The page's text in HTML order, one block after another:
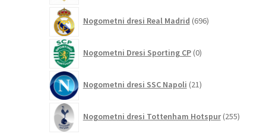
Nogometni dresi Real Madrid 696izdelkov
Nogometni Dresi Sporting CP 0izdelkov
Nogometni dresi SSC Napoli 21izdelkov
Nogometni dresi Tottenham Hotspur 255